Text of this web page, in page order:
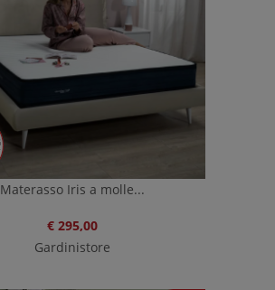
Materasso Iris a molle...
€ 295,00
Gardinistore